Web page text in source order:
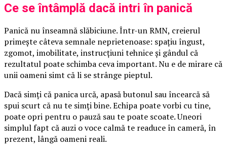
Ce se întâmplă dacă intri în panică
Panică nu înseamnă slăbiciune. Într-un RMN, creierul
primește câteva semnale neprietenoase: spațiu îngust,
zgomot, imobilitate, instrucțiuni tehnice și gândul că
rezultatul poate schimba ceva important. Nu e de mirare că
unii oameni simt că li se strânge pieptul.
Dacă simți că panica urcă, apasă butonul sau încearcă să
spui scurt că nu te simți bine. Echipa poate vorbi cu tine,
poate opri pentru o pauză sau te poate scoate. Uneori
simplul fapt că auzi o voce calmă te readuce în cameră, în
prezent, lângă oameni reali.